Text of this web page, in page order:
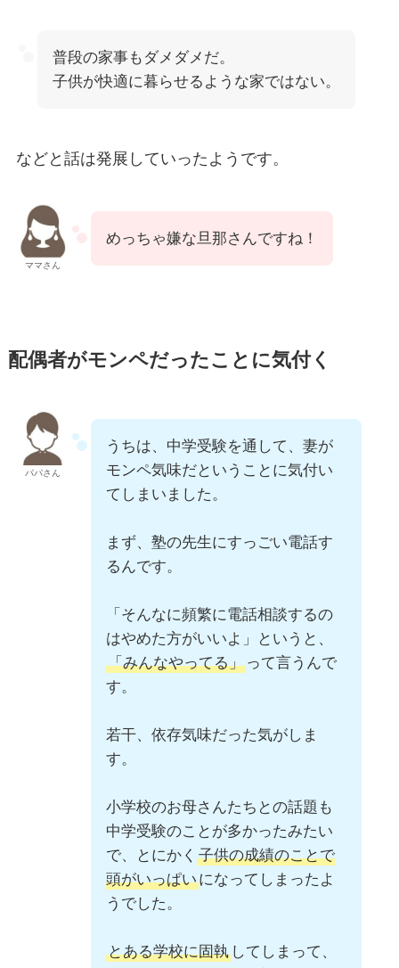
普段の家事もダメダメだ。
子供が快適に暮らせるような家ではない。
などと話は発展していったようです。
ママさん
めっちゃ嫌な旦那さんですね！
配偶者がモンペだったことに気付く
パパさん
うちは、中学受験を通して、妻が
モンペ気味だということに気付い
てしまいました。
まず、塾の先生にすっごい電話す
るんです。
「そんなに頻繁に電話相談するの
はやめた方がいいよ」というと、
「みんなやってる」って言うんで
す。
若干、依存気味だった気がしま
す。
小学校のお母さんたちとの話題も
中学受験のことが多かったみたい
で、とにかく 子供の成績のことで
頭がいっぱいになってしまったよ
うでした。
とある学校に固執してしまって、